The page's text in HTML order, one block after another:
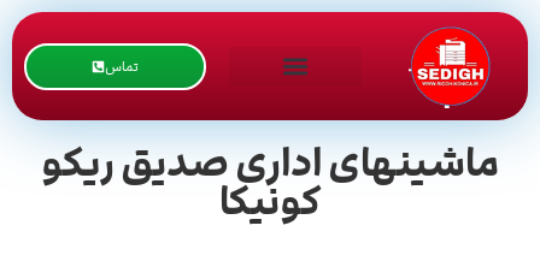
تماس
ماشینهای اداری صدیق ریکو
کونیکا